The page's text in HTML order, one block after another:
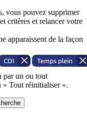
vous pouvez supprimer
critères et relancer votre
apparaissent de la façon
par un ou tout
« Tout réinitialiser ».